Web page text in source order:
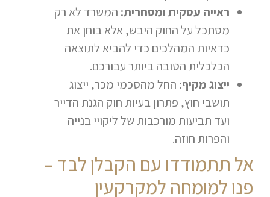
ראייה עסקית ומסחרית: המשרד לא רק
מסתכל על החוק היבש, אלא בוחן את
כדאיות המהלכים כדי להביא לתוצאה
הכלכלית הטובה ביותר עבורכם.
ייצוג מקיף: החל מהסכמי מכר, ייצוג
תושבי חוץ, פתרון בעיות חוק הגנת הדייר
ועד תביעות מורכבות של ליקויי בנייה
והפרות חוזה.
אל תתמודדו עם הקבלן לבד –
פנו למומחה למקרקעין